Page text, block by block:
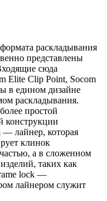
раскладывания
представлены
сюда
Elite Clip Point, Socom
в едином дизайне
раскладывания.
простой
конструкции
— лайнер, которая
клинок
а в сложенном
таких как
lock —
лайнером служит